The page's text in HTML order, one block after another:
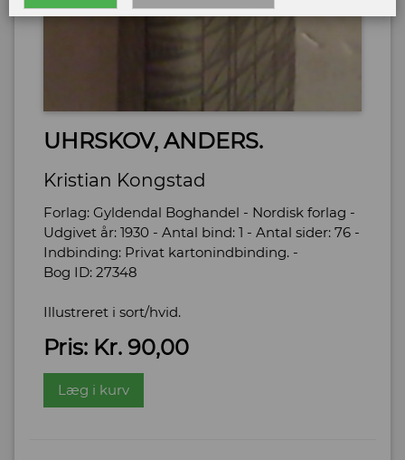
UHRSKOV, ANDERS.
Kristian Kongstad
Forlag: Gyldendal Boghandel - Nordisk forlag -
Udgivet år: 1930 - Antal bind: 1 - Antal sider: 76 -
Indbinding: Privat kartonindbinding. -
Bog ID: 27348
Illustreret i sort/hvid.
Pris: Kr. 90,00
Læg i kurv